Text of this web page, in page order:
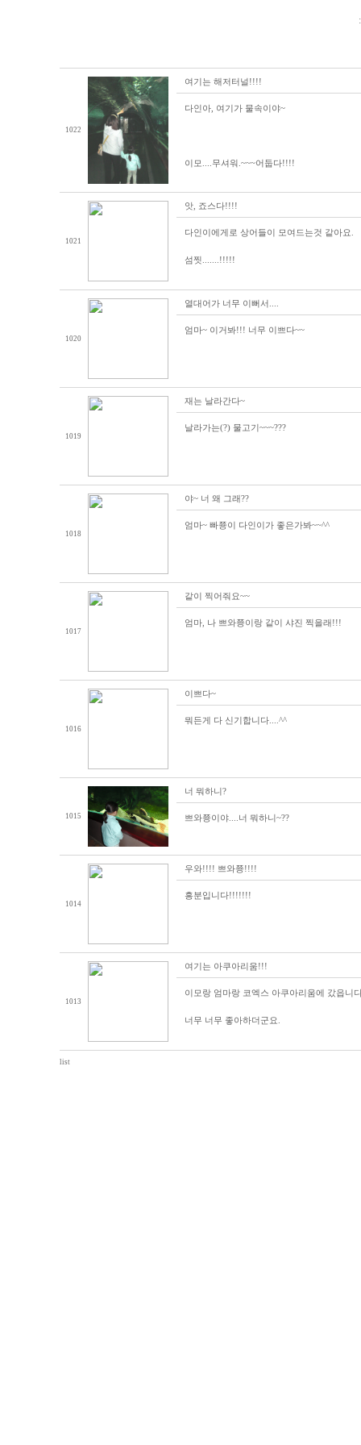
1022
여기는 해저터널!!!!
다인아, 여기가 물속이야~
이모....무셔워.~~~어둡다!!!!
1021
앗, 죠스다!!!!
다인이에게로 상어들이 모여드는것 같아요.
섬찟.......!!!!!
1020
열대어가 너무 이뻐서....
엄마~ 이거봐!!! 너무 이쁘다~~
1019
재는 날라간다~
날라가는(?) 물고기~~~???
1018
야~ 너 왜 그래??
엄마~ 빠쭁이 다인이가 좋은가봐~~^^
1017
같이 찍어줘요~~
엄마, 나 쁘와쭁이랑 같이 샤진 찍을래!!!
1016
이쁘다~
뭐든게 다 신기합니다....^^
1015
너 뭐하니?
쁘와쭁이야....너 뭐하니~??
1014
우와!!!! 쁘와쭁!!!!
흥분입니다!!!!!!!
1013
여기는 아쿠아리움!!!
이모랑 엄마랑 코엑스 아쿠아리움에 갔읍니
너무 너무 좋아하더군요.
list